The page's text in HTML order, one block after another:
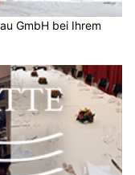
GmbH bei Ihrem